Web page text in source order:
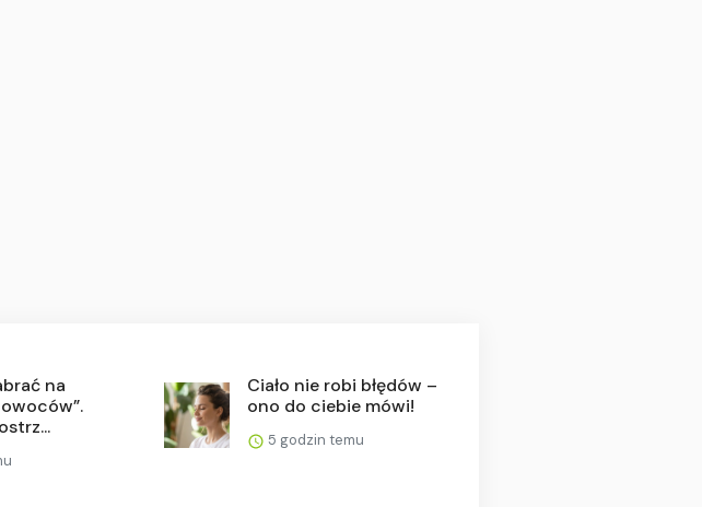
na
Ciało nie robi błędów –
ono do ciebie mówi!
5 godzin temu